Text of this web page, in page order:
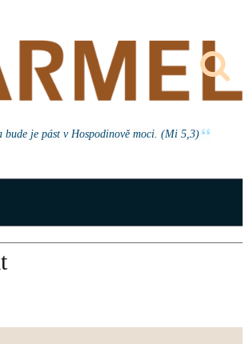
bude je pást v Hospodinově moci. (Mi 5,3)